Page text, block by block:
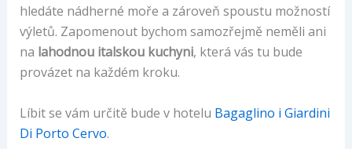
hledáte nádherné moře a zároveň spoustu možností
výletů. Zapomenout bychom samozřejmě neměli ani
na lahodnou italskou kuchyni, která vás tu bude
provázet na každém kroku.
Líbit se vám určitě bude v hotelu Bagaglino i Giardini
Di Porto Cervo.